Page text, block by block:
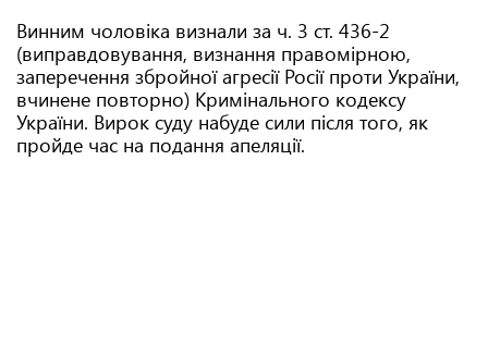
Винним чоловіка визнали за ч. 3 ст. 436-2
(виправдовування, визнання правомірною,
заперечення збройної агресії Росії проти України,
вчинене повторно) Кримінального кодексу
України. Вирок суду набуде сили після того, як
пройде час на подання апеляції.